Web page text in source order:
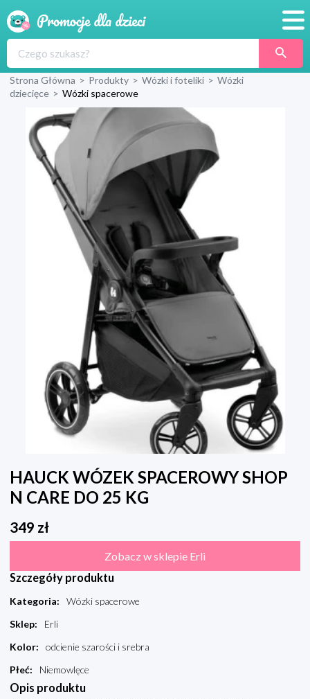
Produkty
Wyprawka
Strona Główna > Produkty > Wózki i foteliki > Wózki
dziecięce > Wózki spacerowe
HAUCK WÓZEK SPACEROWY SHOP
N CARE DO 25 KG
349 zł
Zobacz w sklepie Erli
Szczegóły produktu
Kategoria:
Wózki spacerowe
Sklep:
Erli
Kolor:
odcienie szarości i srebra
Płeć: Niemowlęce
Opis produktu